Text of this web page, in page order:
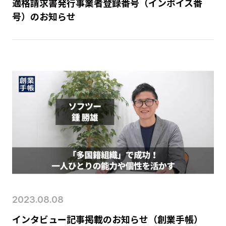
号）のお知らせ
2023.08.08
インタビュー記事掲載のお知らせ（創業手帳）